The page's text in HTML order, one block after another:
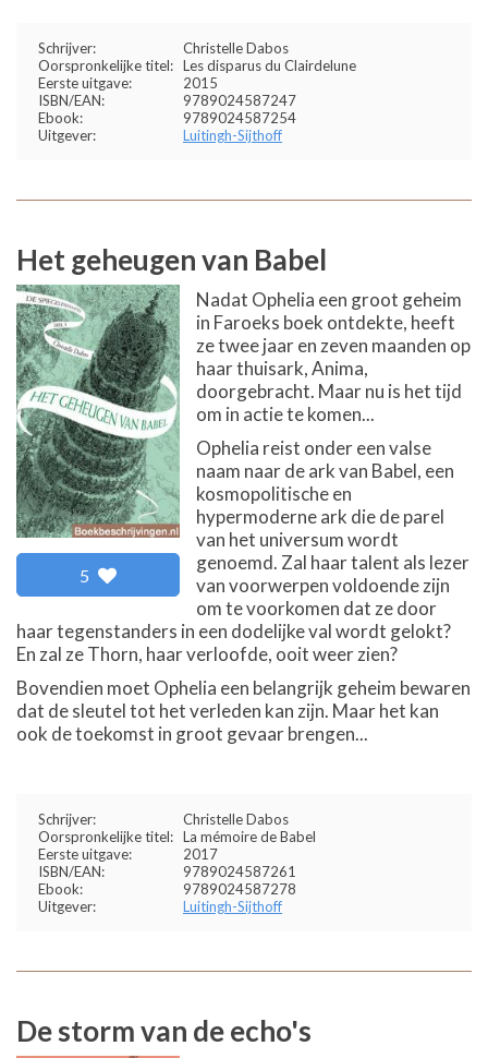
Schrijver:
Christelle Dabos
Oorspronkelijke titel: Les disparus du Clairdelune
Eerste uitgave:
2015
ISBN/EAN:
9789024587247
Ebook:
9789024587254
Uitgever:
Luitingh-Sijthoff
Het geheugen van Babel
5
Nadat Ophelia een groot geheim
in Faroeks boek ontdekte, heeft
ze twee jaar en zeven maanden op
haar thuisark, Anima,
doorgebracht. Maar nu is het tijd
om in actie te komen...
Ophelia reist onder een valse
naam naar de ark van Babel, een
kosmopolitische en
hypermoderne ark die de parel
van het universum wordt
genoemd. Zal haar talent als lezer
van voorwerpen voldoende zijn
om te voorkomen dat ze door
haar tegenstanders in een dodelijke val wordt gelokt?
En zal ze Thorn, haar verloofde, ooit weer zien?
Bovendien moet Ophelia een belangrijk geheim bewaren
dat de sleutel tot het verleden kan zijn. Maar het kan
ook de toekomst in groot gevaar brengen...
Schrijver:
Christelle Dabos
Oorspronkelijke titel: La mémoire de Babel
Eerste uitgave:
2017
ISBN/EAN:
9789024587261
Ebook:
9789024587278
Uitgever:
Luitingh-Sijthoff
De storm van de echo's